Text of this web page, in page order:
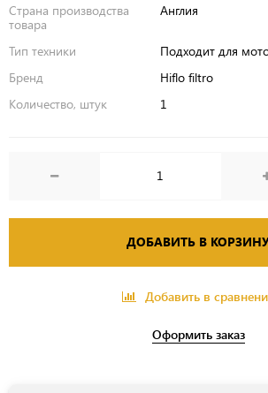
Страна производства
товара
Англия
Тип техники
Подходит для
Бренд
Hiflo filtro
Количество, штук
1
ДОБАВИТЬ В
Добавить в
Оформить заказ